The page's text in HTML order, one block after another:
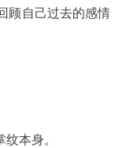
顾自己过去的感情
本身。